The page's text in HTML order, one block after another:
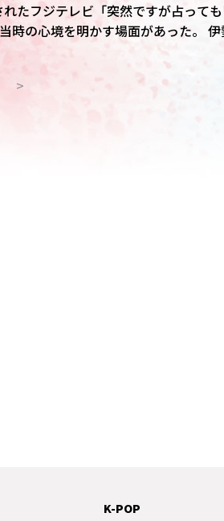
たフジテレビ「突然ですが占って
明かす場面があった。 伊勢谷は大麻取締法
、執行猶予3年の判決を受けた。24
して復帰している。
>
K-POP